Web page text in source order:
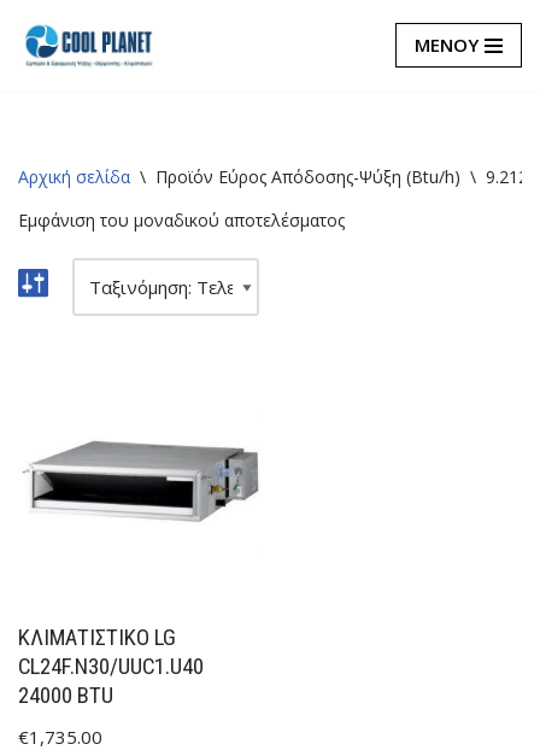
Μεταπηδήστε
ΜΕΝΟΥ
Αρχική σελίδα \ Προϊόν Εύρος Απόδοσης-Ψύξη (Btu/h) \
Εμφάνιση του μοναδικού αποτελέσματος
ΚΛΙΜΑΤΙΣΤΙΚΟ LG
CL24F.N30/UUC1.U40
24000 BTU
€1,735.00